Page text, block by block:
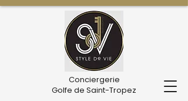
Conciergerie
Golfe de Saint-Tropez